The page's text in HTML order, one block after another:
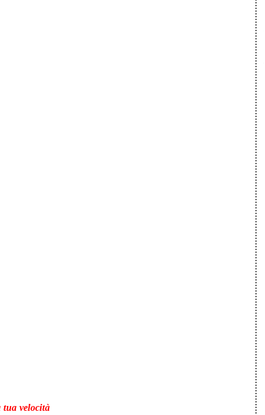
tua velocità